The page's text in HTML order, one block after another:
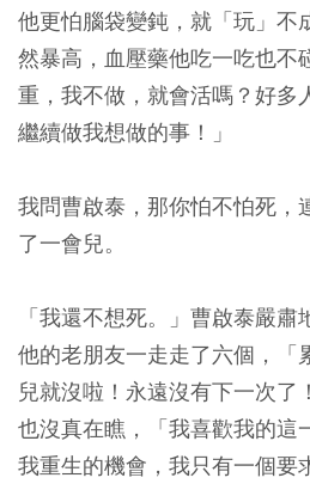
他更怕腦袋變鈍，就「玩」不
然暴高，血壓藥他吃一吃也不
重，我不做，就會活嗎？好多
繼續做我想做的事！」
我問曹啟泰，那你怕不怕死，
了一會兒。
「我還不想死。」曹啟泰嚴肅
他的老朋友一走走了六個，「
兒就沒啦！永遠沒有下一次了
也沒真在瞧，「我喜歡我的這
我重生的機會，我只有一個要